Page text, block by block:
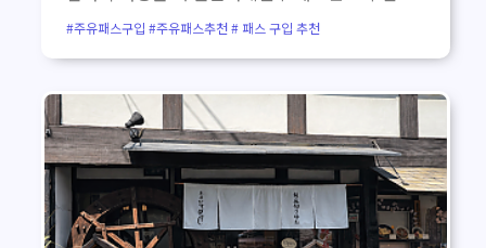
티켓 모음 패스권, 공항 교통권, 유니버설
오사카·간사이 알뜰 필수 패스권 주유패스 구매
1일권 / 2일권 오사카 e-패스 1일권 / 2일권
간사이 조이 패스 3개 시설 슈퍼 닌텐도 월드 입장
확약권 + 유니버설 1일권 + 간사이 조이패스
간사이공항 ↔ 오사카·고베·교토·나라 교통 추천
라피트 편도 구매 오사카 난카이 라피트 & 오사카
#주유패스구입 #주유패스추천 # 패스 구입 추천